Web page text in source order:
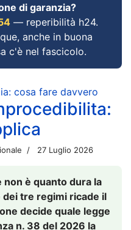
di garanzia?
— reperibilità h24.
anche in buona
c'è nel fascicolo.
cosa fare davvero
27 Luglio 2026
non è quanto dura la
dei tre regimi ricade il
decide quale legge
n. 38 del 2026 la